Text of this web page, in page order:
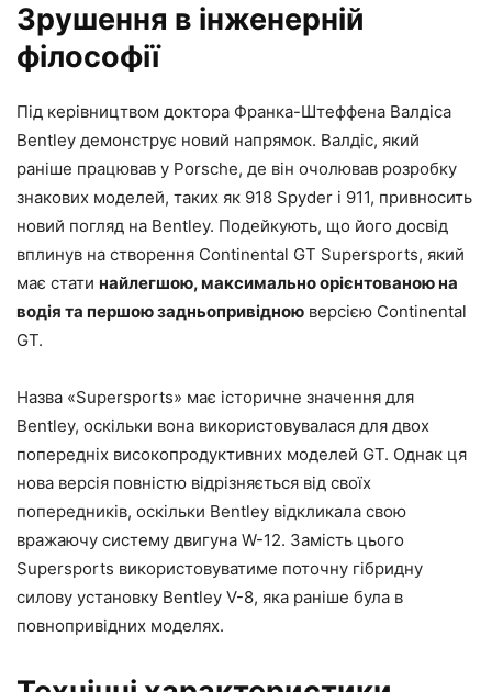
Зрушення в інженерній
філософії
Під керівництвом доктора Франка-Штеффена Валдіса
Bentley демонструє новий напрямок. Валдіс, який
раніше працював у Porsche, де він очолював розробку
знакових моделей, таких як 918 Spyder і 911, привносить
новий погляд на Bentley. Подейкують, що його досвід
вплинув на створення Continental GT Supersports, який
має стати найлегшою, максимально орієнтованою на
водія та першою задньопривідною версією Continental
GT.
Назва «Supersports» має історичне значення для
Bentley, оскільки вона використовувалася для двох
попередніх високопродуктивних моделей GT. Однак ця
нова версія повністю відрізняється від своїх
попередників, оскільки Bentley відкликала свою
вражаючу систему двигуна W-12. Замість цього
Supersports використовуватиме поточну гібридну
силову установку Bentley V-8, яка раніше була в
повнопривідних моделях.